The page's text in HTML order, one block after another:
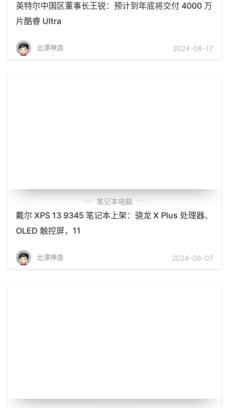
英特尔中国区董事长王锐：预计到年底将交付 4000 万
片酷睿 Ultra
北漂神游 2024-06-17
笔记本电脑
戴尔 XPS 13 9345 笔记本上架：骁龙 X Plus 处理器、
OLED 触控屏，11
北漂神游 2024-06-07